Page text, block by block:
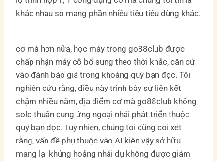
khác nhau so mang phần nhiều tiêu tiêu dùng khác.
cơ mà hơn nữa, học máy trong go88club được
chấp nhận máy cỗ bổ sung theo thời khắc, căn cứ
vào đánh báo giá trong khoảng quý bạn đọc. Tôi
nghiên cứu rằng, điều này trình bày sự liên kết
chậm nhiều năm, địa điểm cơ mà go88club không
solo thuần cung ứng ngoại nhái phát triển thuộc
quý bạn đọc. Tuy nhiên, chúng tôi cũng coi xét
rằng, vấn đề phụ thuộc vào AI kiên vậy sở hữu
mang lại khủng hoảng nhái dụ không được giám